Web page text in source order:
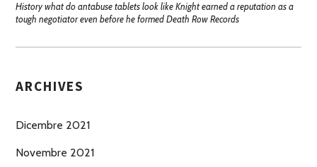
History what do antabuse tablets look like Knight earned a reputation as a
tough negotiator even before he formed Death Row Records
ARCHIVES
Dicembre 2021
Novembre 2021